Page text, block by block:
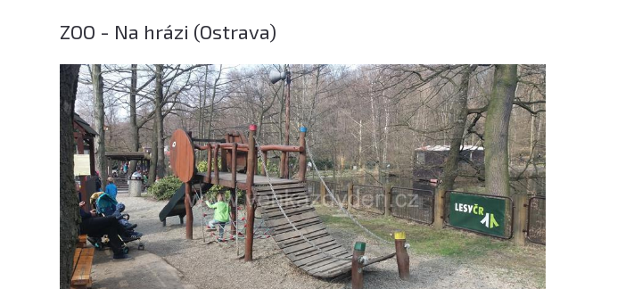
ZOO - Na hrázi (Ostrava)